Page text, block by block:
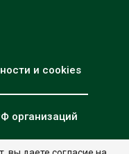
и cookies
организаций